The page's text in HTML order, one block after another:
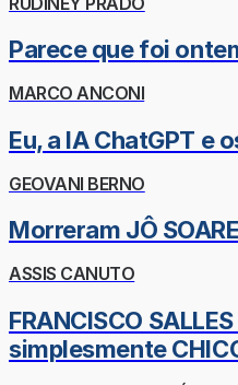
Parece que foi
MARCO ANCONI
Eu, a IA ChatGPT e
GEOVANI BERNO
Morreram JÔ
ASSIS CANUTO
FRANCISCO
simplesmente